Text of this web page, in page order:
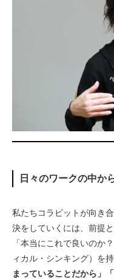
日々のワークの中か
私たちコラビットが向き
決をしていくには、前提
「本当にこれで良いのか
ィカル・シンキング）を
まっていることだから」